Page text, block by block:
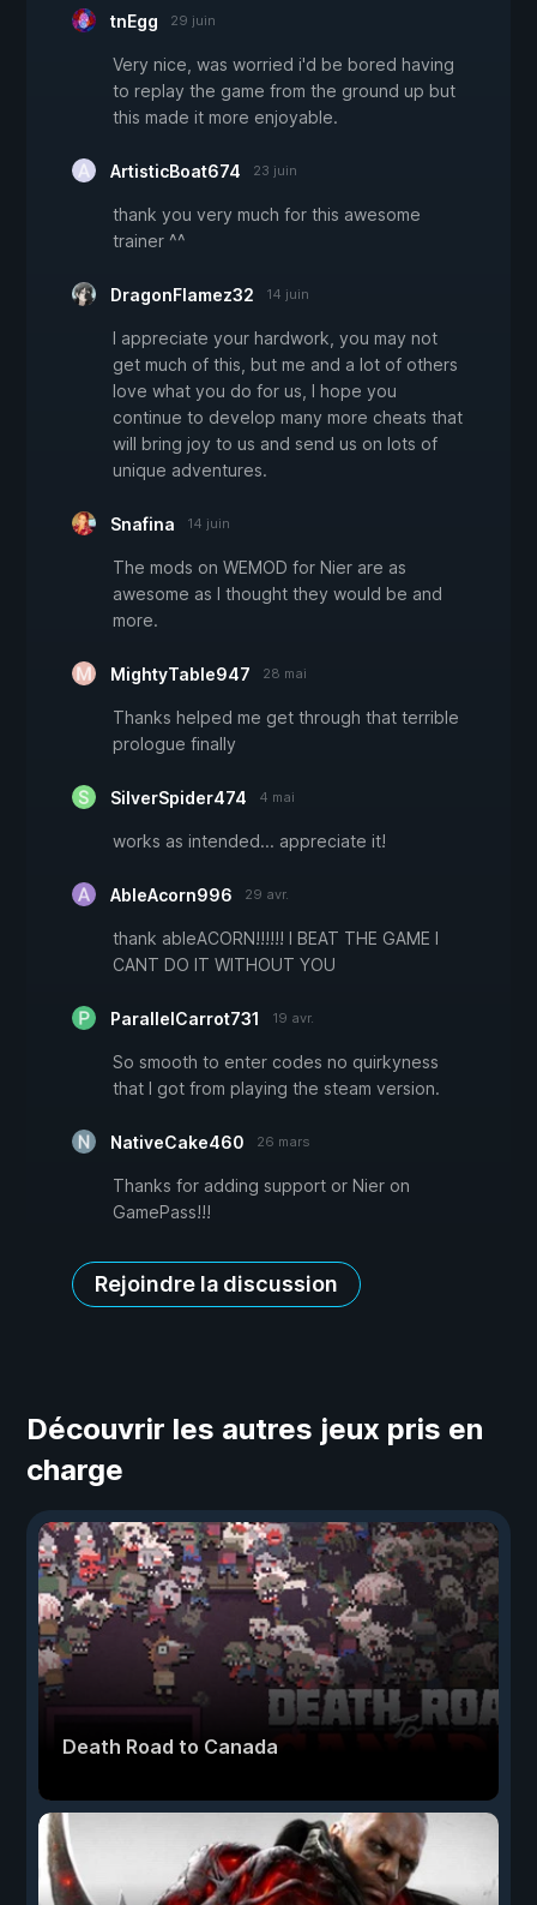
tnEgg 29 juin
Very nice, was worried i'd be bored having
to replay the game from the ground up but
this made it more enjoyable.
ArtisticBoat674 23 juin
thank you very much for this awesome
trainer ^^
DragonFlamez32 14 juin
I appreciate your hardwork, you may not
get much of this, but me and a lot of others
love what you do for us, I hope you
continue to develop many more cheats that
will bring joy to us and send us on lots of
unique adventures.
Snafina 14 juin
The mods on WEMOD for Nier are as
awesome as I thought they would be and
more.
MightyTable947 28 mai
Thanks helped me get through that terrible
prologue finally
SilverSpider474 4 mai
works as intended... appreciate it!
AbleAcorn996 29 avr.
thank ableACORN!!!!!! I BEAT THE GAME I
CANT DO IT WITHOUT YOU
ParallelCarrot731 19 avr.
So smooth to enter codes no quirkyness
that I got from playing the steam version.
NativeCake460 26 mars
Thanks for adding support or Nier on
GamePass!!!
Rejoindre la discussion
Découvrir les autres jeux pris en
charge
Death Road to Canada